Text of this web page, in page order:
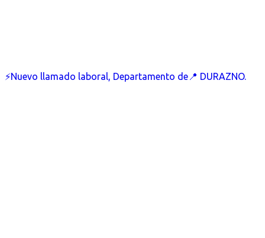
⚡Nuevo llamado laboral, Departamento de📍 DURAZNO.